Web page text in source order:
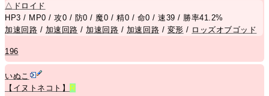
△ ドロイド
HP3 / MP0 / 攻0 / 防0 / 魔0 / 精0 / 命0 / 速39 / 勝率41.2%
加速回路 / 加速回路 / 加速回路 / 加速回路 / 変形 / ロッズオブゴッド
196
いぬこ
【イヌトネコト】
R